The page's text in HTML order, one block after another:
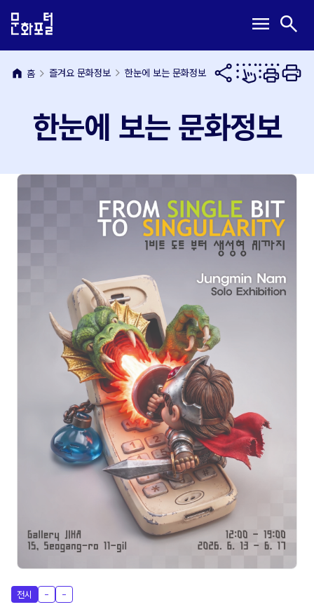
문
내
용
메
뉴
바
메
열
기
menu 검
열
기
search
home 홈 즐겨요 문화정보 한눈에 보는 문화정보
한눈에 보는 문화정보
전시 - -